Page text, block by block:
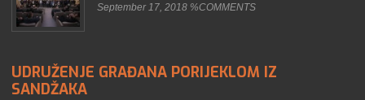
September 17, 2018 %COMMENTS
UDRUŽENJE GRAĐANA PORIJEKLOM IZ
SANDŽAKA